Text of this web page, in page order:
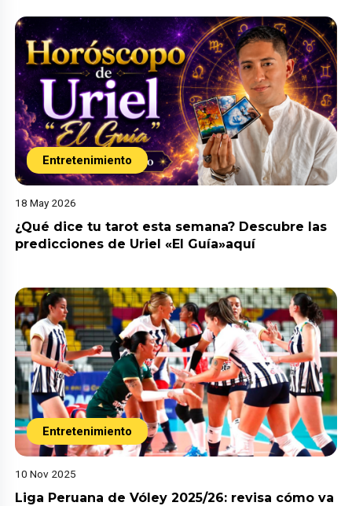
Entretenimiento
18 May 2026
¿Qué dice tu tarot esta semana? Descubre las
predicciones de Uriel «El Guía»aquí
Entretenimiento
10 Nov 2025
Liga Peruana de Vóley 2025/26: revisa cómo va